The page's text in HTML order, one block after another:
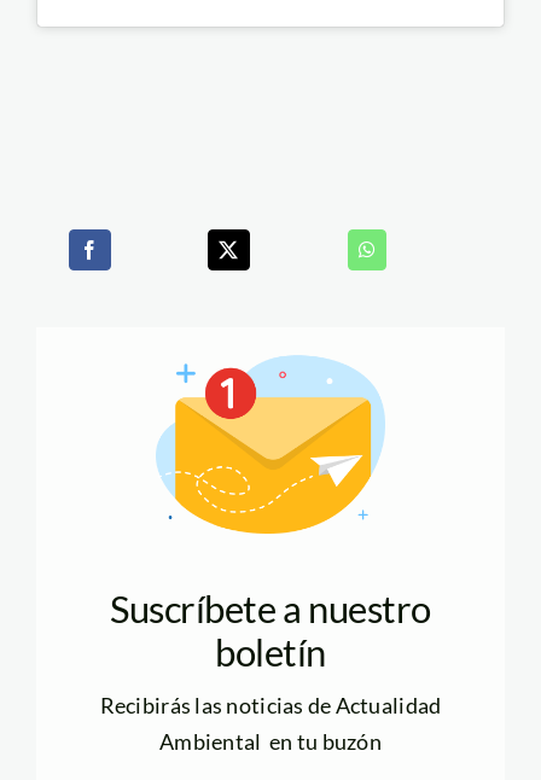
Suscríbete a nuestro
boletín
Recibirás las noticias de Actualidad
Ambiental en tu buzón